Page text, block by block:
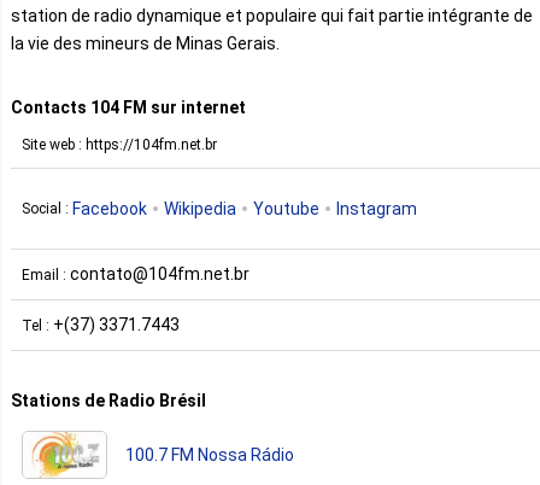
station de radio dynamique et populaire qui fait partie intégrante de
la vie des mineurs de Minas Gerais.
Contacts 104 FM sur internet
Site web : https://104fm.net.br
Social : Facebook Wikipedia Youtube Instagram
Email : contato@104fm.net.br
Tel : +(37) 3371.7443
Stations de Radio Brésil
100.7 FM Nossa Rádio